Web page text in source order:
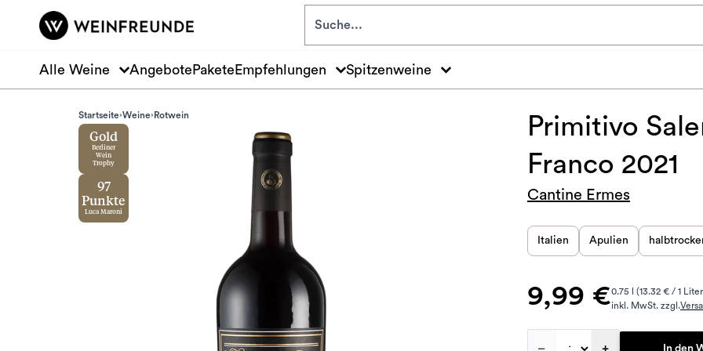
Zum Hauptinhalt springen
Alle Weine Angebote Pakete Empfehlungen Spitzenweine
Startseite Weine Rotwein
Gold
Berliner
Wein
Trophy
97
Punkte
Luca Maroni
Primitivo
Franco 2021
Cantine Ermes
Italien Apulien
9,99 €0.75 l (13.32 € / 1
inkl. MwSt. zzgl.
In den